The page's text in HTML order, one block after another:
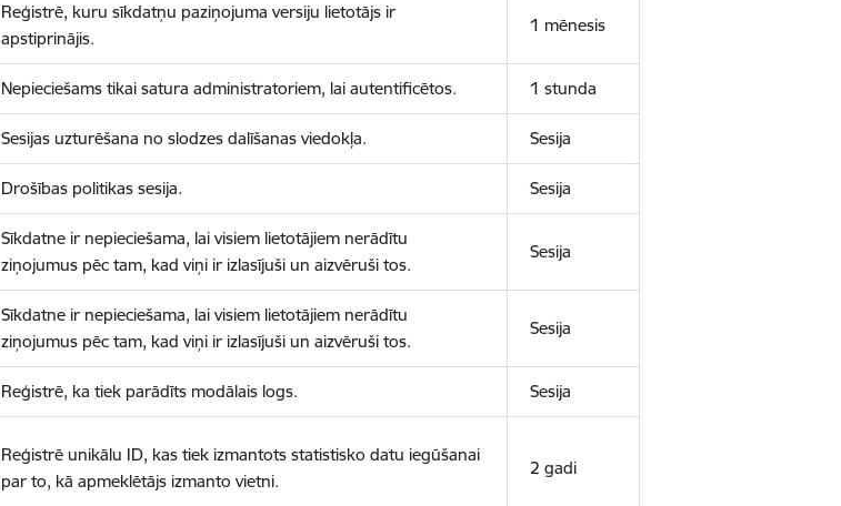
Reģistrē, kuru sīkdatņu paziņojuma versiju lietotājs ir
apstiprinājis.
1 mēnesis
Nepieciešams tikai satura administratoriem, lai autentificētos. 1 stunda
Sesijas uzturēšana no slodzes dalīšanas viedokļa. Sesija
Drošības politikas sesija. Sesija
Sīkdatne ir nepieciešama, lai visiem lietotājiem nerādītu
ziņojumus pēc tam, kad viņi ir izlasījuši un aizvēruši tos.
Sesija
Sīkdatne ir nepieciešama, lai visiem lietotājiem nerādītu
ziņojumus pēc tam, kad viņi ir izlasījuši un aizvēruši tos.
Sesija
Reģistrē, ka tiek parādīts modālais logs. Sesija
Reģistrē unikālu ID, kas tiek izmantots statistisko datu iegūšanai
par to, kā apmeklētājs izmanto vietni.
2 gadi